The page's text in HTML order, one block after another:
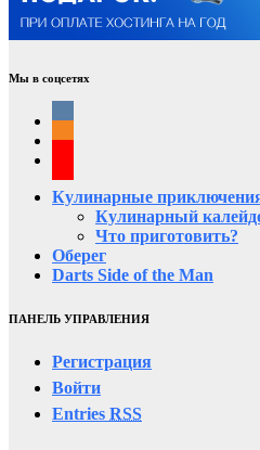
Мы в соцсетях
Кулинарные
Кулинарный
Что приготовить?
Оберег
Darts Side of the Man
ПАНЕЛЬ УПРАВЛЕНИЯ
Регистрация
Войти
Entries RSS